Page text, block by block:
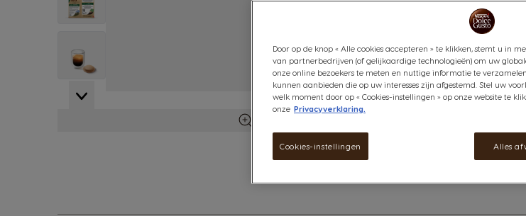
View larger image
Ervaar
Deze
hout en
Bekijk
€ 4,79
Door op de knop « Alle cookies accepteren » te klikken, stemt u in
van partnerbedrijven (of gelijkaardige technologieën) om uw
onze online bezoekers te meten en nuttige informatie te
kunnen aanbieden die op uw interesses zijn afgestemd. Stel uw
welk moment door op « Cookies-instellingen » op onze website te
onze Privacyverklaring.
Alles
Cookies-instellingen